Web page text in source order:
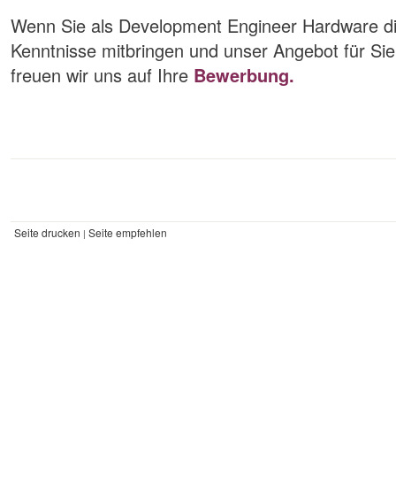
Wenn Sie als Development Engineer Hardware
Kenntnisse mitbringen und unser Angebot für
freuen wir uns auf Ihre Bewerbung.
Seite drucken | Seite empfehlen